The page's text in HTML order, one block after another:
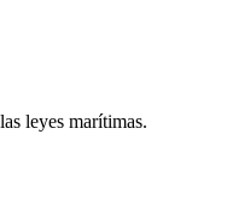
leyes marítimas.